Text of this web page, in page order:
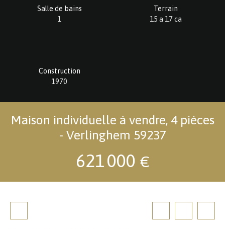
Salle de bains
1
Terrain
15 a 17 ca
Construction
1970
Maison individuelle à vendre, 4 pièces
- Verlinghem 59237
621 000 €